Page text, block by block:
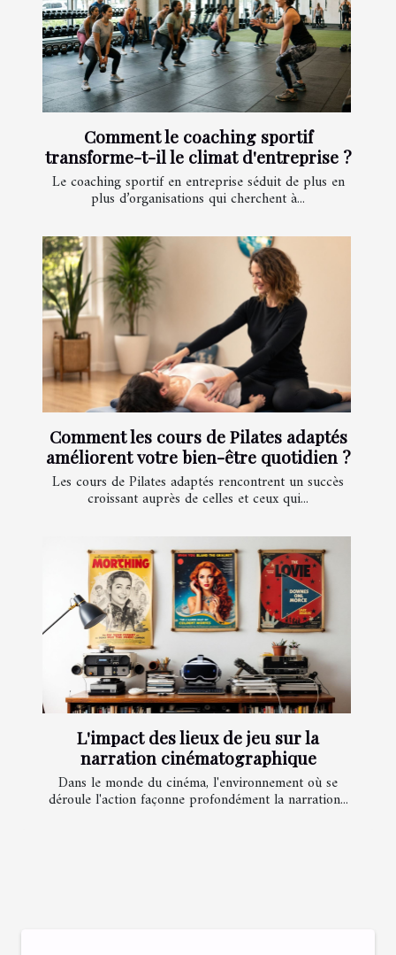
Comment le coaching sportif
transforme-t-il le climat d'entreprise ?
Le coaching sportif en entreprise séduit de plus en
plus d’organisations qui cherchent à...
Comment les cours de Pilates adaptés
améliorent votre bien-être quotidien ?
Les cours de Pilates adaptés rencontrent un succès
croissant auprès de celles et ceux qui...
L'impact des lieux de jeu sur la
narration cinématographique
Dans le monde du cinéma, l'environnement où se
déroule l'action façonne profondément la narration...